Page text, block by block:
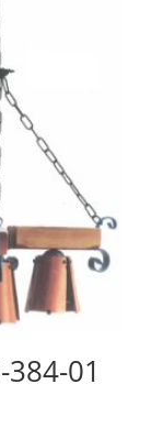
01